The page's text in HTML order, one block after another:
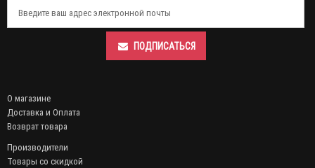
ПОДПИСАТЬСЯ
О магазине
Доставка и Оплата
Возврат товара
Производители
Товары со скидкой